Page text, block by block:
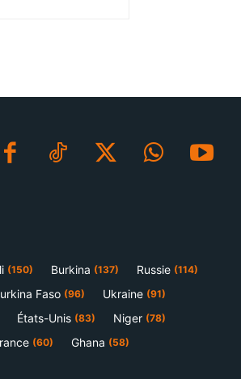
(150) Burkina (137) Russie (114)
Faso (96) Ukraine (91)
États-Unis (83) Niger (78)
(60) Ghana (58)